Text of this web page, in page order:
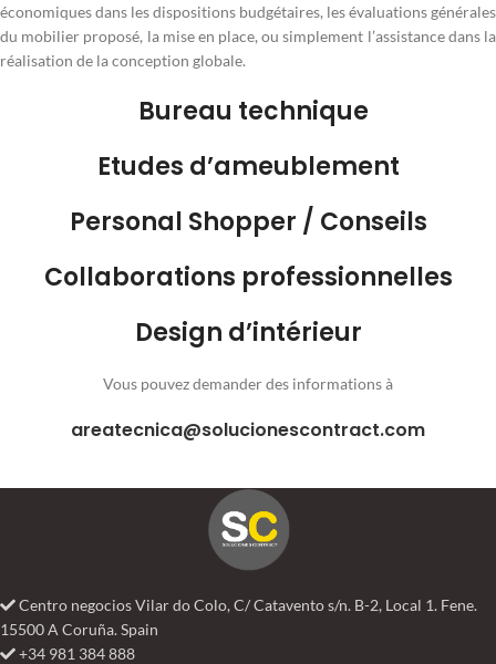
économiques dans les dispositions budgétaires, les évaluations générales
du mobilier proposé, la mise en place, ou simplement l’assistance dans la
réalisation de la conception globale.
Bureau technique
Etudes d’ameublement
Personal Shopper / Conseils
Collaborations professionnelles
Design d’intérieur
Vous pouvez demander des informations à
areatecnica@solucionescontract.com
Centro negocios Vilar do Colo, C/ Catavento s/n. B-2, Local 1. Fene.
15500 A Coruña. Spain
+34 981 384 888